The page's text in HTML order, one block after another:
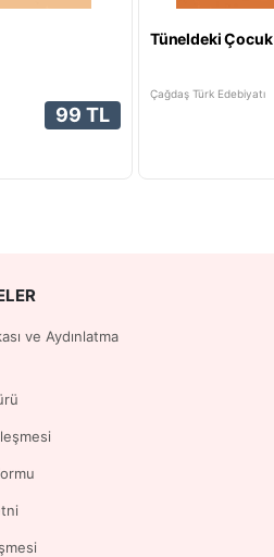
99 TL
Tüneldeki Çocuk
Çağdaş Türk Edebiyatı
ve Aydınlatma